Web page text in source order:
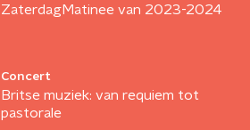
ZaterdagMatinee van 2023-2024
Concert
Britse muziek: van requiem tot
pastorale